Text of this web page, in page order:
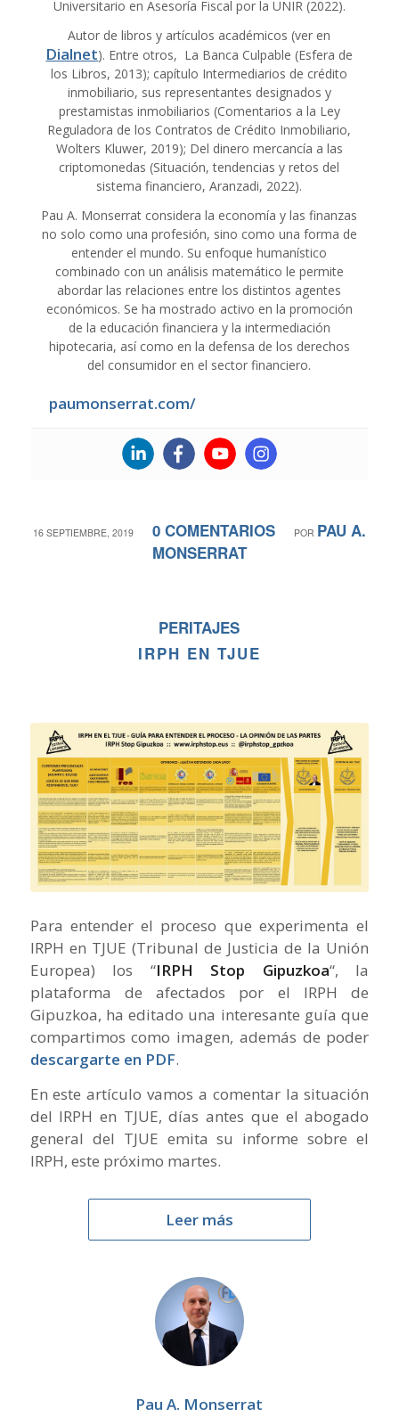
Universitario en Asesoría Fiscal por la UNIR (2022).
Autor de libros y artículos académicos (ver en
Dialnet). Entre otros, La Banca Culpable (Esfera de
los Libros, 2013); capítulo Intermediarios de crédito
inmobiliario, sus representantes designados y
prestamistas inmobiliarios (Comentarios a la Ley
Reguladora de los Contratos de Crédito Inmobiliario,
Wolters Kluwer, 2019); Del dinero mercancía a las
criptomonedas (Situación, tendencias y retos del
sistema financiero, Aranzadi, 2022).
Pau A. Monserrat considera la economía y las finanzas
no solo como una profesión, sino como una forma de
entender el mundo. Su enfoque humanístico
combinado con un análisis matemático le permite
abordar las relaciones entre los distintos agentes
económicos. Se ha mostrado activo en la promoción
de la educación financiera y la intermediación
hipotecaria, así como en la defensa de los derechos
del consumidor en el sector financiero.
paumonserrat.com/
16 SEPTIEMBRE, 2019
/ 0 COMENTARIOS
/ POR PAU A.
MONSERRAT
PERITAJES
IRPH EN TJUE
Para entender el proceso que experimenta el
IRPH en TJUE (Tribunal de Justicia de la Unión
Europea) los “IRPH Stop Gipuzkoa“, la
plataforma de afectados por el IRPH de
Gipuzkoa, ha editado una interesante guía que
compartimos como imagen, además de poder
descargarte en PDF.
En este artículo vamos a comentar la situación
del IRPH en TJUE, días antes que el abogado
general del TJUE emita su informe sobre el
IRPH, este próximo martes.
Leer más
Pau A. Monserrat